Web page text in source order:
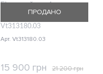
Бізнес-кейс на 4 колесах
Victorinox Travel Spectra 2.0
Vt313180.03
Арт. Vt313180.03
ПРОДАНО
15 900 грн 21 200 грн